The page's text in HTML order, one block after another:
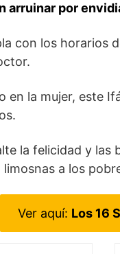
arruinar por
con los horarios
en la mujer, este
la felicidad y las
a los
Ver aquí: Los 16